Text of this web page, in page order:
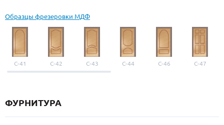
Образцы фрезеровки МДФ
С-41 С-42 С-43 С-44 С-46 С-47
ФУРНИТУРА